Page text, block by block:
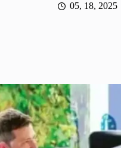
05, 18, 2025